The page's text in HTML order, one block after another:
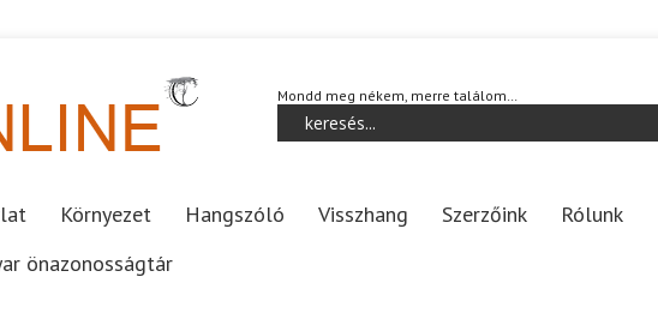
Mondd meg nékem, merre találom…
Környezet Hangszóló Visszhang Szerzőink Rólunk
önazonosságtár